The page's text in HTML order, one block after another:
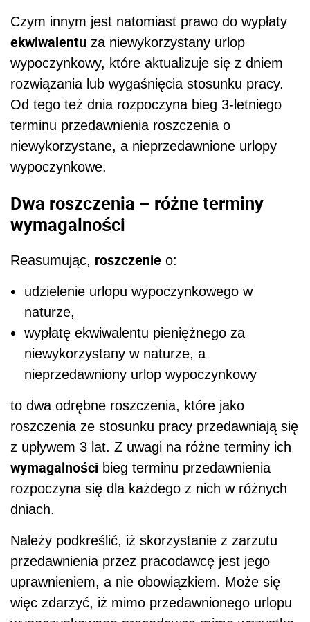
Czym innym jest natomiast prawo do wypłaty
ekwiwalentu za niewykorzystany urlop
wypoczynkowy, które aktualizuje się z dniem
rozwiązania lub wygaśnięcia stosunku pracy.
Od tego też dnia rozpoczyna bieg 3-letniego
terminu przedawnienia roszczenia o
niewykorzystane, a nieprzedawnione urlopy
wypoczynkowe.
Dwa roszczenia – różne terminy
wymagalności
Reasumując, roszczenie o:
udzielenie urlopu wypoczynkowego w
naturze,
wypłatę ekwiwalentu pieniężnego za
niewykorzystany w naturze, a
nieprzedawniony urlop wypoczynkowy
to dwa odrębne roszczenia, które jako
roszczenia ze stosunku pracy przedawniają się
z upływem 3 lat. Z uwagi na różne terminy ich
wymagalności bieg terminu przedawnienia
rozpoczyna się dla każdego z nich w różnych
dniach.
Należy podkreślić, iż skorzystanie z zarzutu
przedawnienia przez pracodawcę jest jego
uprawnieniem, a nie obowiązkiem. Może się
więc zdarzyć, iż mimo przedawnionego urlopu